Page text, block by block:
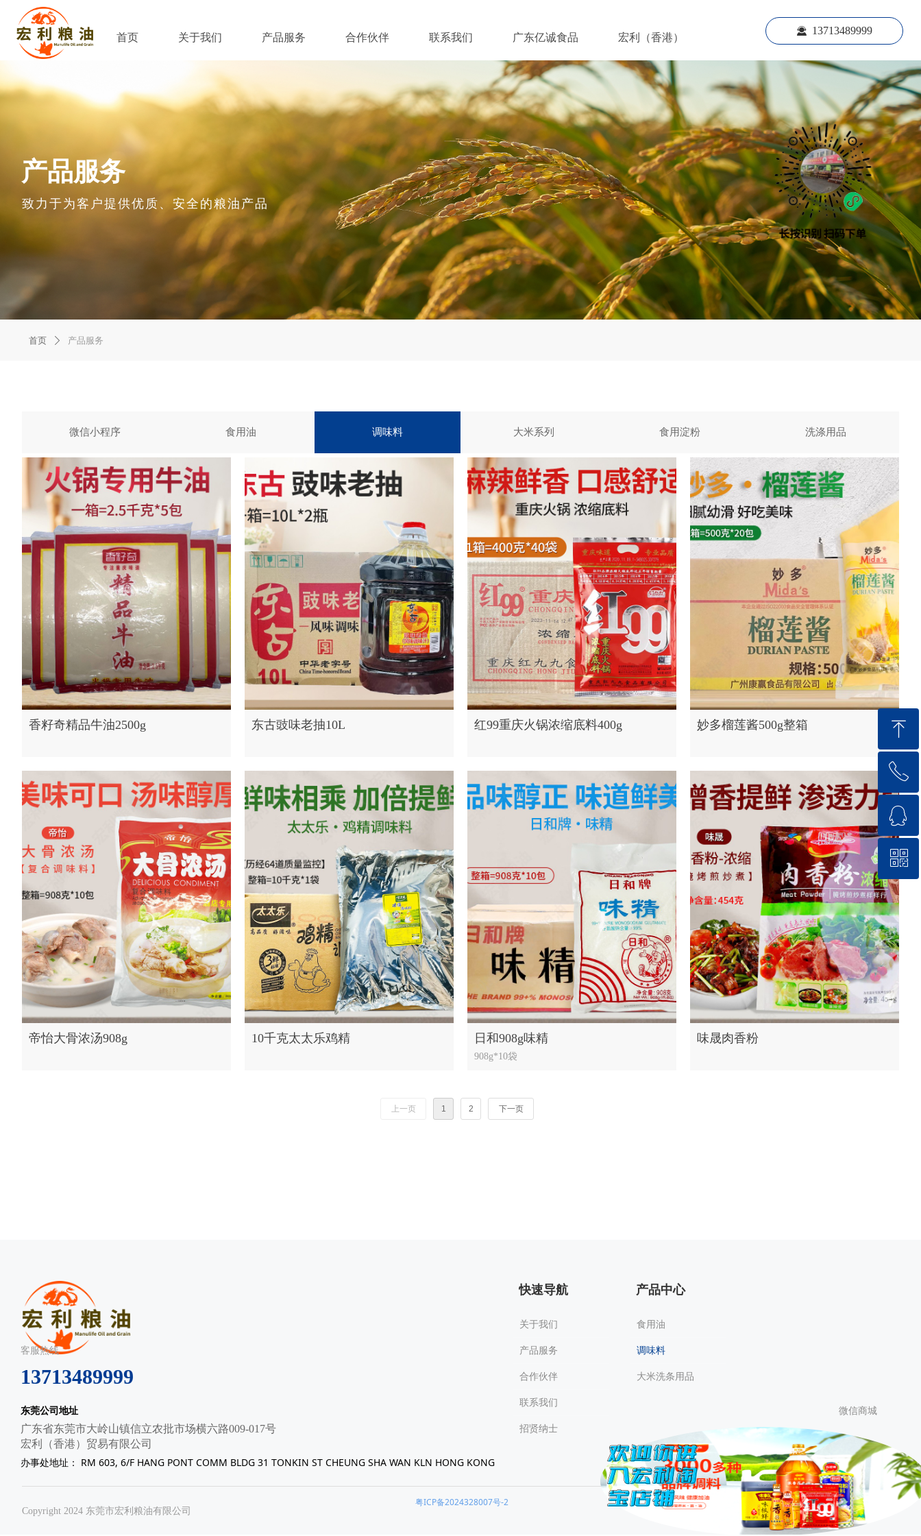
끤 13713489999
首页 关于我们 产品服务 合作伙伴 联系我们 广东亿诚食品 宏利（香港）
致力于为客户提供优质、安全的粮油产品
产品服务
首页 ꄲ 产品服务
微信小程序 食用油 调味料 大米系列 食用淀粉 洗涤用品
香籽奇精品牛油2500g 东古豉味老抽10L 红99重庆火锅浓缩底料400g 妙多榴莲酱500g整箱
帝怡大骨浓汤908g 10千克太太乐鸡精 日和908g味精
908g*10袋
味晟肉香粉
上一页 1 2 下一页
客服热线
13713489999
东莞公司地址
广东省东莞市大岭山镇信立农批市场横六路009-017号
宏利（香港）贸易有限公司
办事处地址： RM 603, 6/F HANG PONT COMM BLDG 31 TONKIN ST CHEUNG SHA WAN KLN HONG KONG
Copyright 2024 东莞市宏利粮油有限公司
产品中心
食用油
调味料
大米洗条用品
关于我们
产品服务
合作伙伴
联系我们
招贤纳士
快速导航
微信商城
欢迎你进
入宏利淘
宝店铺
粤ICP备2024328007号-2
ꁸ
回到顶部
ꂅ
ꁗ
QQ客服
ꀥ
微信二维码